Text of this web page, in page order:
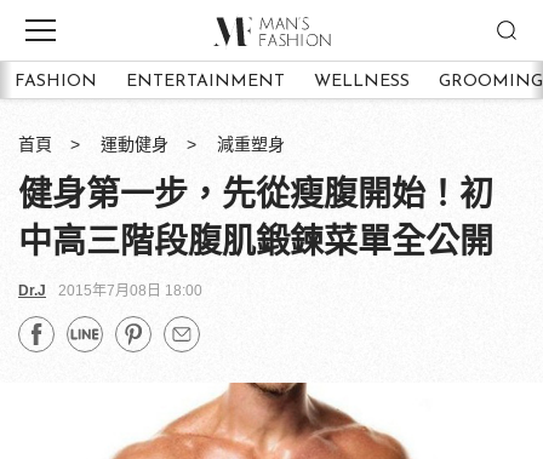
FASHION ENTERTAINMENT WELLNESS GROOMING
首頁 運動健身 減重塑身
健身第一步，先從瘦腹開始！初
中高三階段腹肌鍛鍊菜單全公開
Dr.J 2015年7月08日 18:00